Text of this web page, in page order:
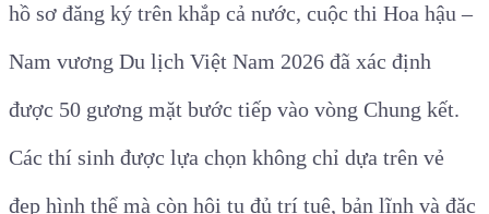
hồ sơ đăng ký trên khắp cả nước, cuộc thi Hoa hậu –
Nam vương Du lịch Việt Nam 2026 đã xác định
được 50 gương mặt bước tiếp vào vòng Chung kết.
Các thí sinh được lựa chọn không chỉ dựa trên vẻ
đẹp hình thể mà còn hội tụ đủ trí tuệ, bản lĩnh và đặc